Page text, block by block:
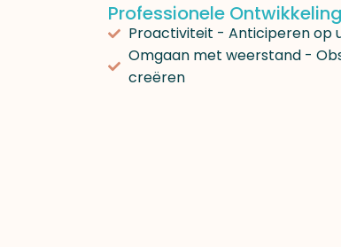
Professionele Ontwikkeling
Proactiviteit - Anticiperen op
Omgaan met weerstand -
creëren